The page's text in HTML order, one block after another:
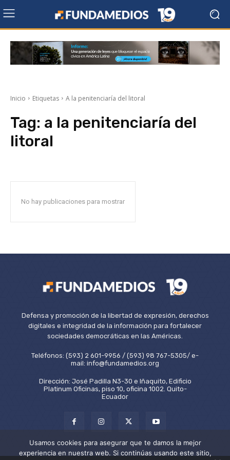
Inicio Etiquetas A la penitenciaría del litoral
Tag: a la penitenciaría del
litoral
No hay publicaciones para mostrar
Defensa y promoción de la libertad de expresión, derechos
digitales e integridad de la información para fortalecer
sociedades democráticas en las Américas.
Teléfonos: (593) 2 601-9956 / (593) 98 767-5305/ e-
mail: info@fundamedios.org
Dirección: José Padilla N3-30 e Iñaquito, Edificio
Platinum Oficinas, piso 10, oficina 1002. Quito-
Ecuador
Usamos cookies para asegurar que te damos la mejor
experiencia en nuestra web. Si continúas usando este sitio,